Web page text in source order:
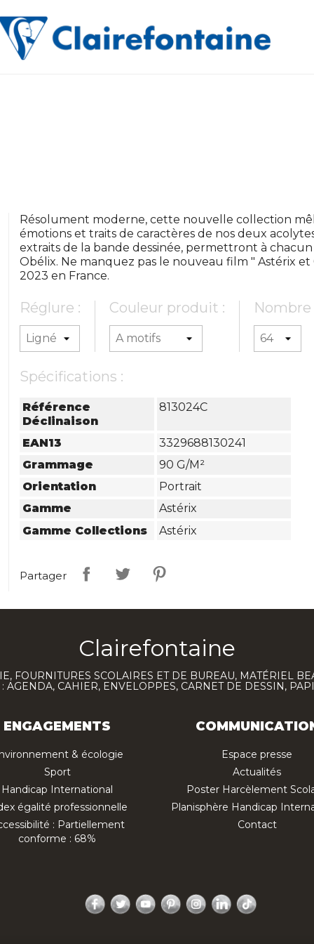
Résolument moderne, cette nouvelle collection
émotions et traits de caractères de nos deux
extraits de la bande dessinée, permettront à
Obélix. Ne manquez pas le nouveau film " Astérix
2023 en France.
Réglure : Couleur produit : Nombre
Spécifications :
Référence
Déclinaison
813024C
EAN13
3329688130241
Grammage
90 G/m²
Orientation
Portrait
Gamme
Astérix
Gamme Collections
Astérix
Partager
Clairefontaine
FOURNITURES SCOLAIRES ET DE BUREAU, MATÉRIEL
AGENDA, CAHIER, ENVELOPPES, CARNET DE DESSIN,
ENGAGEMENTS
& écologie
Sport
Handicap International
égalité professionnelle
: Partiellement
conforme : 68%
Espace presse
Actualités
Poster Harcèlement
Planisphère Handicap
Contact
Facebook
TwitterYouTubePinterestInstagram
LinkedIn